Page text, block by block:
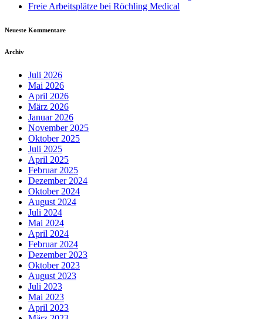
Freie Arbeitsplätze bei Röchling Medical
Neueste Kommentare
Archiv
Juli 2026
Mai 2026
April 2026
März 2026
Januar 2026
November 2025
Oktober 2025
Juli 2025
April 2025
Februar 2025
Dezember 2024
Oktober 2024
August 2024
Juli 2024
Mai 2024
April 2024
Februar 2024
Dezember 2023
Oktober 2023
August 2023
Juli 2023
Mai 2023
April 2023